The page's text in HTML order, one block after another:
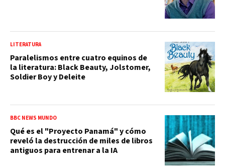
LITERATURA
Paralelismos entre cuatro equinos de
la literatura: Black Beauty, Jolstomer,
Soldier Boy y Deleite
BBC NEWS MUNDO
Qué es el "Proyecto Panamá" y cómo
reveló la destrucción de miles de libros
antiguos para entrenar a la IA